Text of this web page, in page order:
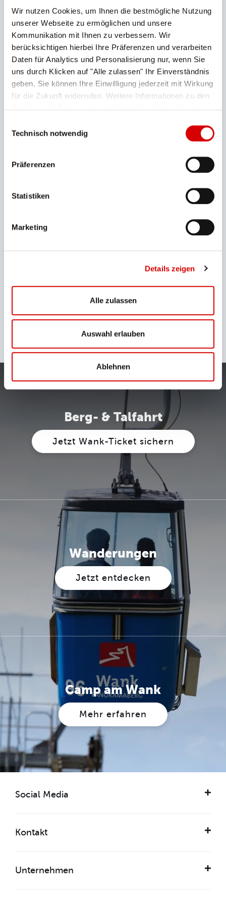
Wir nutzen Cookies, um Ihnen die bestmögliche Nutzung
unserer Webseite zu ermöglichen und unsere
Kommunikation mit Ihnen zu verbessern. Wir
berücksichtigen hierbei Ihre Präferenzen und verarbeiten
Daten für Analytics und Personalisierung nur, wenn Sie
uns durch Klicken auf "Alle zulassen" Ihr Einverständnis
geben. Sie können Ihre Einwilligung jederzeit mit Wirkung
für die Zukunft widerrufen. Weitere Informationen zu den
Technisch notwendig
Präferenzen
Statistiken
Marketing
Details zeigen
Alle zulassen
Auswahl erlauben
Ablehnen
Das Camp am Wank:Der Wohnmobilstellplatz
direkt an der Wankbahn bietet 100 Stellplätze.
Renovierte WCs, Duschen und Waschbecken
befinden sich vor Ort.
Betriebszeiten &
Das könnte Sie auch
interessieren
Berg- & Talfahrt
Jetzt Wank-Ticket sichern
Wanderungen
Jetzt entdecken
Camp am Wank
Mehr erfahren
Social Media
Kontakt
Unternehmen